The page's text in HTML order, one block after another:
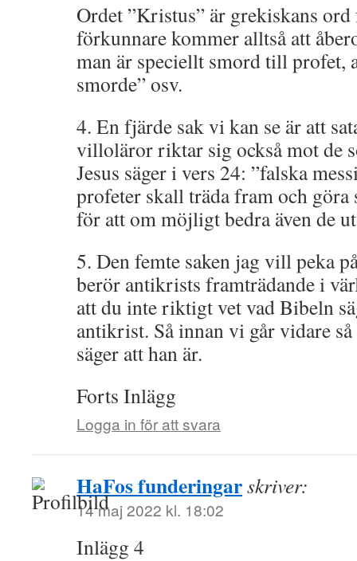
Ordet ”Kristus” är grekiskans ord
förkunnare kommer alltså att
man är speciellt smord till profet,
smorde” osv.
4. En fjärde sak vi kan se är att
villoläror riktar sig också mot de
Jesus säger i vers 24: ”falska
profeter skall träda fram och göra
för att om möjligt bedra även de
5. Den femte saken jag vill peka
berör antikrists framträdande i
att du inte riktigt vet vad Bibeln
antikrist. Så innan vi går vidare
säger att han är.
Forts Inlägg
Logga in för att svara
HaFos funderingarskriver:
14 maj 2022 kl. 18:02
Inlägg 4